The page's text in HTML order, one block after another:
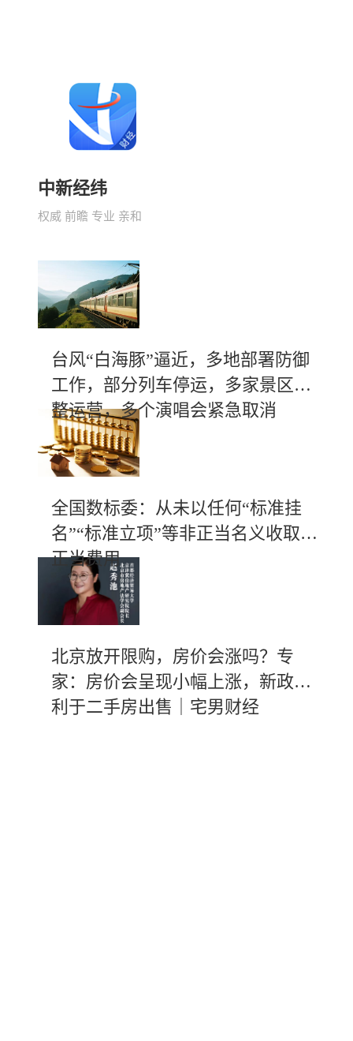
中新经纬
权威 前瞻 专业 亲和
台风“白海豚”逼近，多地部署防御
工作，部分列车停运，多家景区调
整运营，多个演唱会紧急取消
全国数标委：从未以任何“标准挂
名”“标准立项”等非正当名义收取不
正当费用
北京放开限购，房价会涨吗？专
家：房价会呈现小幅上涨，新政有
利于二手房出售｜宅男财经